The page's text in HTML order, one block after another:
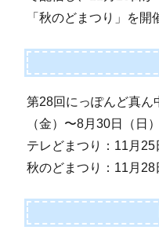
「秋のどまつり」を開
第28回にっぽんど真ん
（金）〜8月30日（日）
テレどまつり：11月25
秋のどまつり：11月28